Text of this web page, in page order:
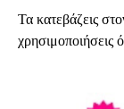
Τα κατεβάζεις
χρησιμοποιήσεις